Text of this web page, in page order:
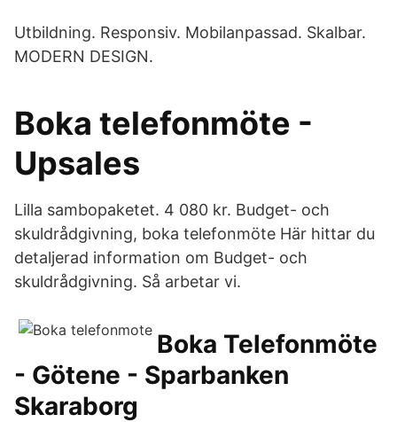
Utbildning. Responsiv. Mobilanpassad. Skalbar.
MODERN DESIGN.
Boka telefonmöte -
Upsales
Lilla sambopaketet. 4 080 kr. Budget- och
skuldrådgivning, boka telefonmöte Här hittar du
detaljerad information om Budget- och
skuldrådgivning. Så arbetar vi.
Boka Telefonmöte
- Götene - Sparbanken
Skaraborg